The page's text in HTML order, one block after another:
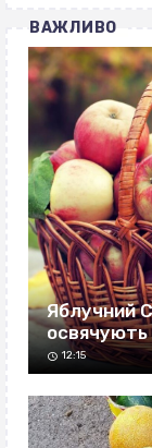
ВАЖЛИВО
Яблучний
освячують
12:15